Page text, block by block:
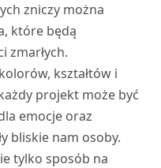
zniczy można
które będą
zmarłych.
kształtów i
projekt może być
emocje oraz
bliskie nam osoby.
tylko sposób na